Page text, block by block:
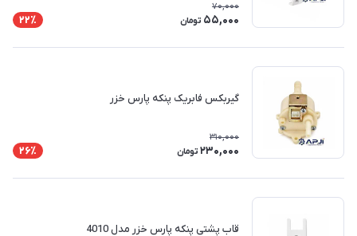
70,000
55,000 تومان 22٪
گیربکس فابریک پنکه پارس خزر
310,000
230,000 تومان 26٪
قاب پشتی پنکه پارس خزر مدل 4010